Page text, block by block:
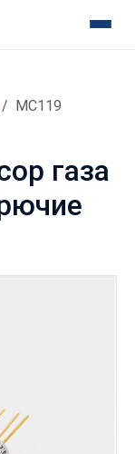
MC119
газа